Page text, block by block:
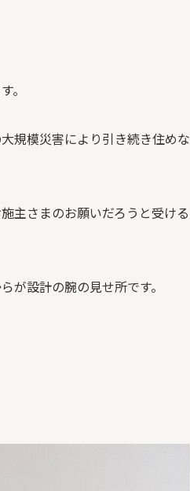
。
規模災害により引き続き住めな
主さまのお願いだろうと受ける
が設計の腕の見せ所です。